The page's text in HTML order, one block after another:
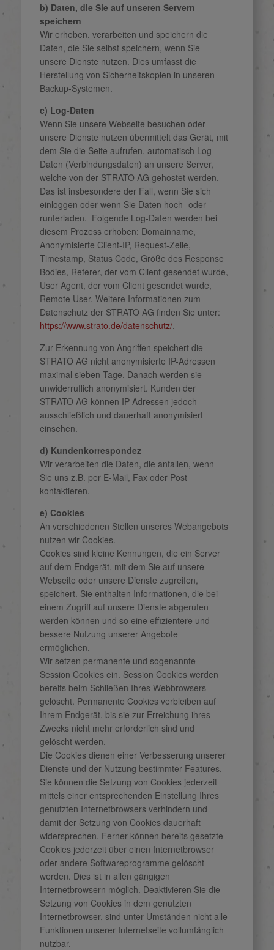
b) Daten, die Sie auf unseren Servern
speichern
Wir erheben, verarbeiten und speichern die
Daten, die Sie selbst speichern, wenn Sie
unsere Dienste nutzen. Dies umfasst die
Herstellung von Sicherheitskopien in unseren
Backup-Systemen.
c) Log-Daten
Wenn Sie unsere Webseite besuchen oder
unsere Dienste nutzen übermittelt das Gerät, mit
dem Sie die Seite aufrufen, automatisch Log-
Daten (Verbindungsdaten) an unsere Server,
welche von der STRATO AG gehostet werden.
Das ist insbesondere der Fall, wenn Sie sich
einloggen oder wenn Sie Daten hoch- oder
runterladen. Folgende Log-Daten werden bei
diesem Prozess erhoben: Domainname,
Anonymisierte Client-IP, Request-Zeile,
Timestamp, Status Code, Größe des Response
Bodies, Referer, der vom Client gesendet wurde,
User Agent, der vom Client gesendet wurde,
Remote User. Weitere Informationen zum
Datenschutz der STRATO AG finden Sie unter:
https://www.strato.de/datenschutz/.
Zur Erkennung von Angriffen speichert die
STRATO AG nicht anonymisierte IP-Adressen
maximal sieben Tage. Danach werden sie
unwiderruflich anonymisiert. Kunden der
STRATO AG können IP-Adressen jedoch
ausschließlich und dauerhaft anonymisiert
einsehen.
d) Kundenkorrespondez
Wir verarbeiten die Daten, die anfallen, wenn
Sie uns z.B. per E-Mail, Fax oder Post
kontaktieren.
e) Cookies
An verschiedenen Stellen unseres Webangebots
nutzen wir Cookies.
Cookies sind kleine Kennungen, die ein Server
auf dem Endgerät, mit dem Sie auf unsere
Webseite oder unsere Dienste zugreifen,
speichert. Sie enthalten Informationen, die bei
einem Zugriff auf unsere Dienste abgerufen
werden können und so eine effizientere und
bessere Nutzung unserer Angebote
ermöglichen.
Wir setzen permanente und sogenannte
Session Cookies ein. Session Cookies werden
bereits beim Schließen Ihres Webbrowsers
gelöscht. Permanente Cookies verbleiben auf
Ihrem Endgerät, bis sie zur Erreichung ihres
Zwecks nicht mehr erforderlich sind und
gelöscht werden.
Die Cookies dienen einer Verbesserung unserer
Dienste und der Nutzung bestimmter Features.
Sie können die Setzung von Cookies jederzeit
mittels einer entsprechenden Einstellung Ihres
genutzten Internetbrowsers verhindern und
damit der Setzung von Cookies dauerhaft
widersprechen. Ferner können bereits gesetzte
Cookies jederzeit über einen Internetbrowser
oder andere Softwareprogramme gelöscht
werden. Dies ist in allen gängigen
Internetbrowsern möglich. Deaktivieren Sie die
Setzung von Cookies in dem genutzten
Internetbrowser, sind unter Umständen nicht alle
Funktionen unserer Internetseite vollumfänglich
nutzbar.